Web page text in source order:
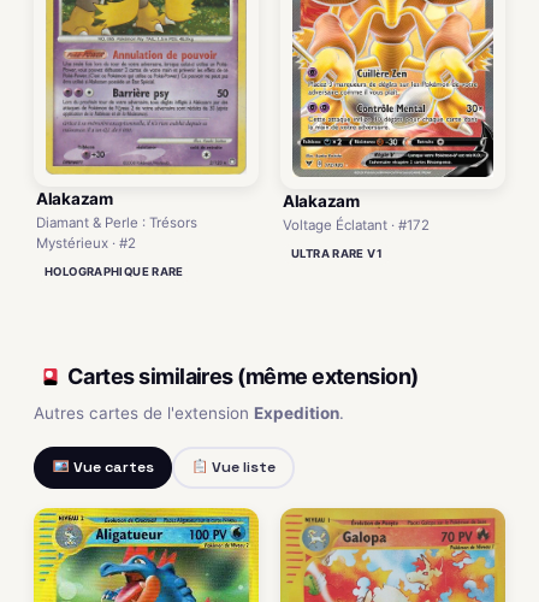
Alakazam
Diamant & Perle : Trésors
Mystérieux · #2
HOLOGRAPHIQUE RARE
Alakazam
Voltage Éclatant · #172
ULTRA RARE V1
Cartes similaires (même extension)
Autres cartes de l'extension Expedition.
Vue cartes Vue liste